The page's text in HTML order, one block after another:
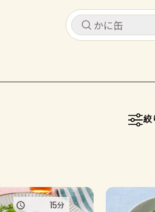
ログインするとレシピを保
コンテンツ
コンテ
絞
15分